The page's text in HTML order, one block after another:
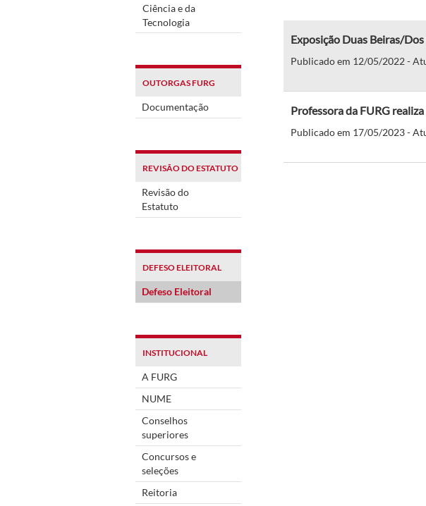
Ciência e da
Tecnologia
OUTORGAS FURG
Documentação
REVISÃO DO ESTATUTO
Revisão do
Estatuto
DEFESO ELEITORAL
Defeso Eleitoral
INSTITUCIONAL
A FURG
NUME
Conselhos
superiores
Concursos e
seleções
Reitoria
Exposição Duas Beiras/
Publicado em 12/05/2022 -
Professora da FURG
Publicado em 17/05/2023 -